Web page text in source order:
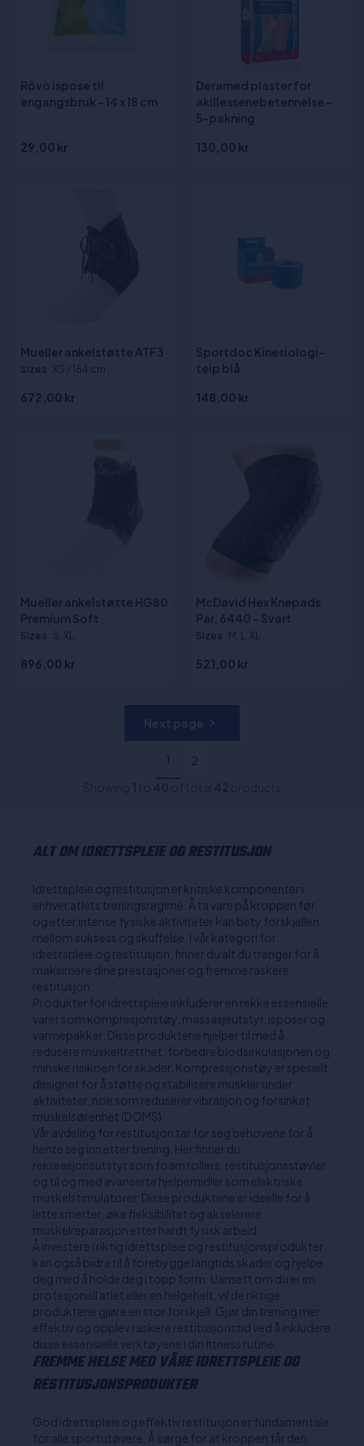
Rövo ispose til
engangsbruk - 14 x 18 cm
29,00 kr
Deramed plaster for
akillessenebetennelse -
5-pakning
130,00 kr
Mueller ankelstøtte ATF3
Sizes :XS / 164 cm
672,00 kr
Sportdoc Kinesiologi-
teip blå
148,00 kr
Mueller ankelstøtte HG80
Premium Soft
Sizes :S, XL
896,00 kr
McDavid Hex Knepads
Par, 6440 - Svart
Sizes :M, L, XL
521,00 kr
1
2
ALT OM IDRETTSPLEIE OG RESTITUSJON
Idrettspleie og restitusjon er kritiske komponenter i
enhver atlets treningsregime. Å ta vare på kroppen før
og etter intense fysiske aktiviteter kan bety forskjellen
mellom suksess og skuffelse. I vår kategori for
idrettspleie og restitusjon, finner du alt du trenger for å
maksimere dine prestasjoner og fremme raskere
restitusjon.
Produkter for idrettspleie inkluderer en rekke essensielle
varer som kompresjonstøy, massasjeutstyr, isposer og
varmepakker. Disse produktene hjelper til med å
redusere muskeltretthet, forbedre blodsirkulasjonen og
minske risikoen for skader. Kompressjonstøy er spesielt
designet for å støtte og stabilisere muskler under
aktiviteter, noe som reduserer vibrasjon og forsinket
muskelsørenhet (DOMS).
Vår avdeling for restitusjon tar for seg behovene for å
hente seg inn etter trening. Her finner du
rekreasjonsutstyr som foam rollers, restitusjonsstøvler
og til og med avanserte hjelpemidler som elektriske
muskelstimulatorer. Disse produktene er ideelle for å
lette smerter, øke fleksibilitet og akselerere
muskelreparasjon etter hardt fysisk arbeid.
Å investere i riktig idrettspleie og restitusjonsprodukter
kan også bidra til å forebygge langtids skader og hjelpe
deg med å holde deg i topp form. Uansett om du er en
profesjonell atlet eller en helgehelt, vil de riktige
produktene gjøre en stor forskjell. Gjør din trening mer
effektiv og opplev raskere restitusjonstid ved å inkludere
disse essensielle verktøyene i din fitness rutine.
FREMME HELSE MED VÅRE IDRETTSPLEIE OG
RESTITUSJONSPRODUKTER
God idrettspleie og effektiv restitusjon er fundamentale
for alle sportutøvere. Å sørge for at kroppen får den